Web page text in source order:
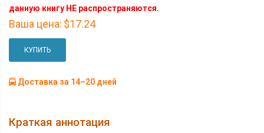
данную книгу НЕ распространяются.
Ваша цена: $17.24
КУПИТЬ
Доставка за 14–20 дней
Краткая аннотация